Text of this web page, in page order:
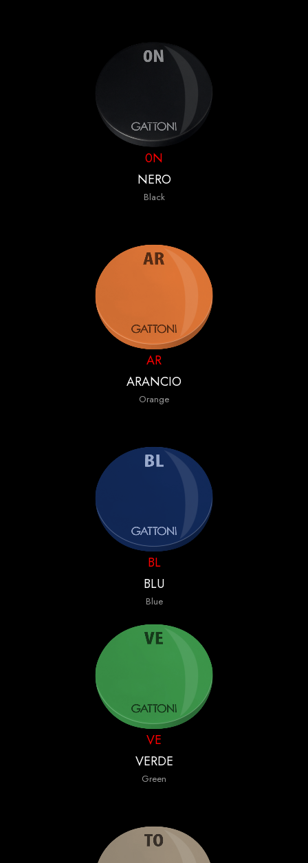
0N
NERO
Black
AR
ARANCIO
Orange
BL
BLU
Blue
VE
VERDE
Green